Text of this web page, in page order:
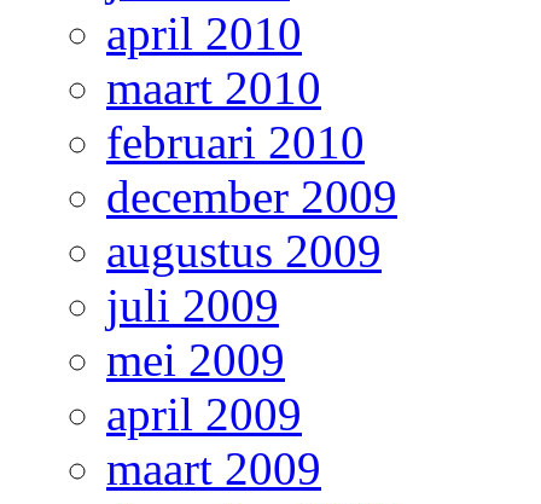
april 2010
maart 2010
februari 2010
december 2009
augustus 2009
juli 2009
mei 2009
april 2009
maart 2009